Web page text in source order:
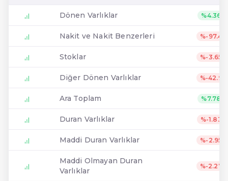
Dönen Varlıklar %4.36
Nakit ve Nakit Benzerleri %-97.4
Stoklar %-3.65
Diğer Dönen Varlıklar %-42.9
Ara Toplam %7.78
Duran Varlıklar %-1.83
Maddi Duran Varlıklar %-2.95
Maddi Olmayan Duran
Varlıklar
%-2.27